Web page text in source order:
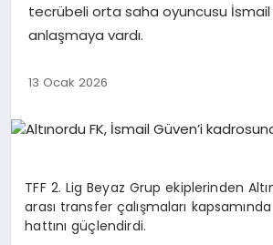
HENTBOL
tecrübeli orta saha oyuncusu İsmail
anlaşmaya vardı.
13 Ocak 2026
TFF 2. Lig Beyaz Grup ekiplerinden
arası transfer çalışmaları
hattını güçlendirdi.